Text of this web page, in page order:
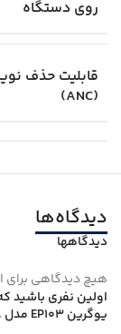
روی دستگاه
قابلیت حذف
(ANC)
دیدگاه‌ها
دیدگاهها
هیچ دیدگاهی
اولین نفری باشید
یوگرین EP103 مدل 30638”